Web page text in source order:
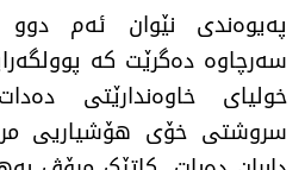
​پەیوەندی نێوان ئەم
سەرچاوە دەگرێت کە
خولیای خاوەندارێتی
سروشتی خۆی هۆشیاریی